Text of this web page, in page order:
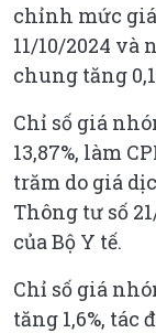
chỉnh mức
11/10/2024 và
chung tăng
Chỉ số giá
13,87%, làm
trăm do giá
Thông tư số
của Bộ Y tế.
Chỉ số giá
tăng 1,6%, tác